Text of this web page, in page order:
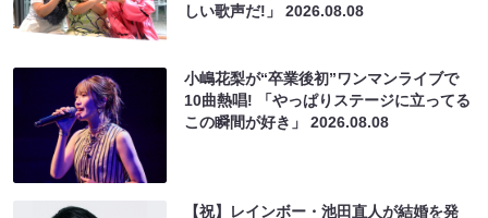
しい歌声だ!」2026.08.08
小嶋花梨が“卒業後初”ワンマンライブで
10曲熱唱! 「やっぱりステージに立ってる
この瞬間が好き」2026.08.08
【祝】レインボー・池田直人が結婚を発